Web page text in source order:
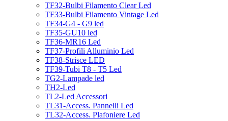
TF32-Bulbi Filamento Clear Led
TF33-Bulbi Filamento Vintage Led
TF34-G4 - G9 led
TF35-GU10 led
TF36-MR16 Led
TF37-Profili Alluminio Led
TF38-Strisce LED
TF39-Tubi T8 - T5 Led
TG2-Lampade led
TH2-Led
TL2-Led Accessori
TL31-Access. Pannelli Led
TL32-Access. Plafoniere Led